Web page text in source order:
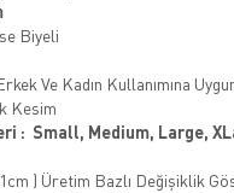
Biyeli
Ve Kadın Kullanımına
Kesim
: Small, Medium, Large,
) Üretim Bazlı Değişiklik